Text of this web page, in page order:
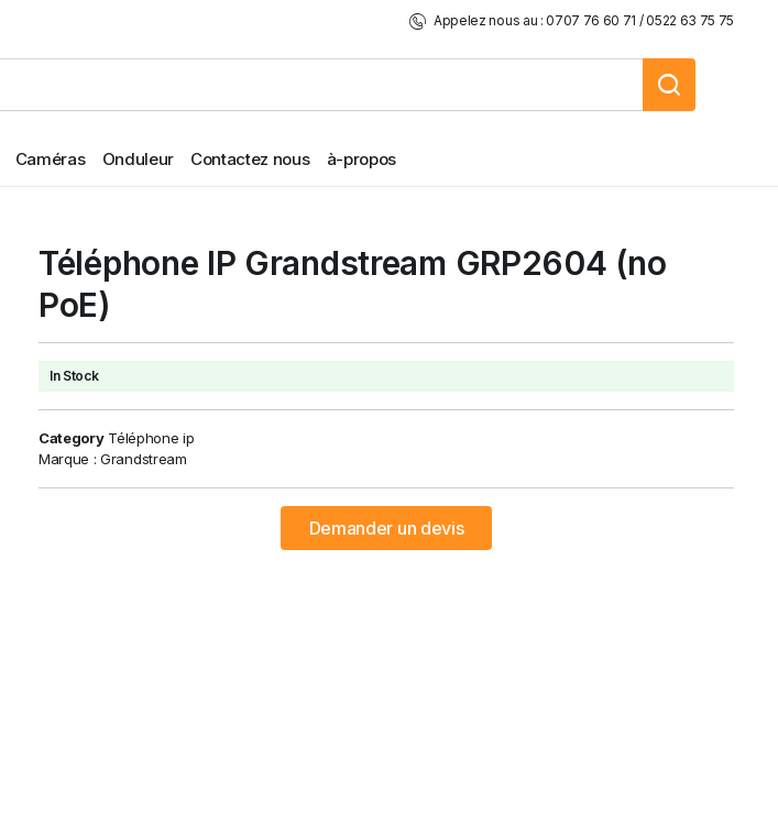
Appelez nous au : 0707 76 60 71 / 0522 63 75 75
Caméras Onduleur Contactez nous à-propos
Téléphone IP Grandstream GRP2604 (no
PoE)
In Stock
Category Téléphone ip
Marque :Grandstream
Demander un devis